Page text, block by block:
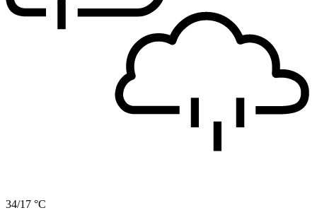
34/17 °C